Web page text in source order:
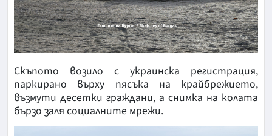
Скъпото возило с украинска регистрация,
паркирано върху пясъка на крайбрежието,
възмути десетки граждани, а снимка на колата
бързо заля социалните мрежи.